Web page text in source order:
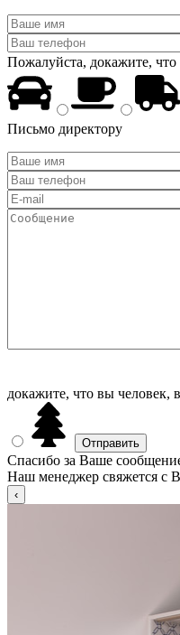
Пожалуйста, докажите,
Письмо директору
докажите, что вы человек,
Спасибо за Ваше
Наш менеджер свяжется с